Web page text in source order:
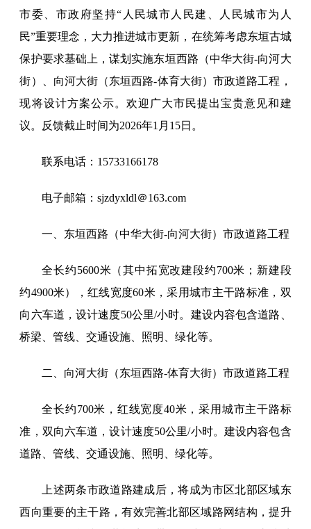
市委、市政府坚持“人民城市人民建、人民城市为人
民”重要理念，大力推进城市更新，在统筹考虑东垣古城
保护要求基础上，谋划实施东垣西路（中华大街-向河大
街）、向河大街（东垣西路-体育大街）市政道路工程，
现将设计方案公示。欢迎广大市民提出宝贵意见和建
议。反馈截止时间为2026年1月15日。
联系电话：15733166178
电子邮箱：sjzdyxldl＠163.com
一、东垣西路（中华大街-向河大街）市政道路工程
全长约5600米（其中拓宽改建段约700米；新建段
约4900米），红线宽度60米，采用城市主干路标准，双
向六车道，设计速度50公里/小时。建设内容包含道路、
桥梁、管线、交通设施、照明、绿化等。
二、向河大街（东垣西路-体育大街）市政道路工程
全长约700米，红线宽度40米，采用城市主干路标
准，双向六车道，设计速度50公里/小时。建设内容包含
道路、管线、交通设施、照明、绿化等。
上述两条市政道路建成后，将成为市区北部区域东
西向重要的主干路，有效完善北部区域路网结构，提升